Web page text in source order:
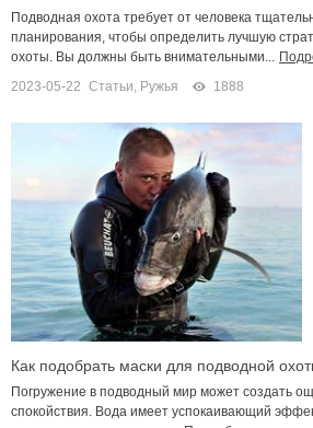
Подводная охота требует от человека
планирования, чтобы определить лучшую
охоты. Вы должны быть внимательными...
2023-05-22 Статьи, Ружья 1888
Как подобрать маски для подводной
Погружение в подводный мир может создать
спокойствия. Вода имеет успокаивающий